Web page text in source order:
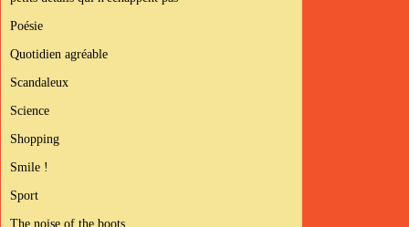
Poésie
Quotidien agréable
Scandaleux
Science
Shopping
Smile !
Sport
The noise of the boots